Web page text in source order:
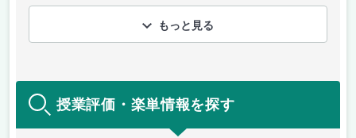
もっと見る
授業評価・楽単情報を探す